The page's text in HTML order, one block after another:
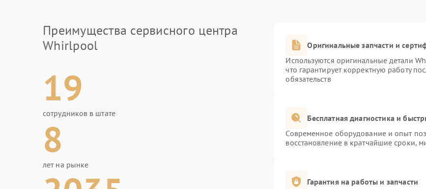
Преимущества сервисного центра
Whirlpool
19
сотрудников в штате
8
лет на рынке
Оригинальные запчасти и
Используются оригинальные детали
что гарантирует корректную работу
обязательств
Бесплатная диагностика и
Современное оборудование и опыт
восстановление в кратчайшие сроки,
Гарантия на работы и запчасти